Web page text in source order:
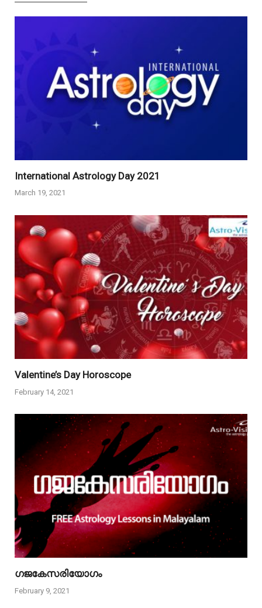
International Astrology Day 2021
March 19, 2021
Valentine’s Day Horoscope
February 14, 2021
ഗജകേസരിയോഗം
February 9, 2021